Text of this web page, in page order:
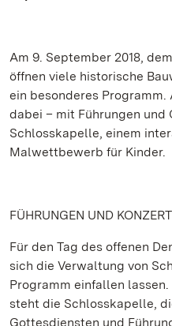
Am 9. September 2018,
öffnen viele historische
ein besonderes
dabei – mit Führungen
Schlosskapelle, einem
Malwettbewerb für Kinder.
FÜHRUNGEN UND
Für den Tag des offenen
sich die Verwaltung von
Programm einfallen
steht die Schlosskapelle,
Gottesdiensten und